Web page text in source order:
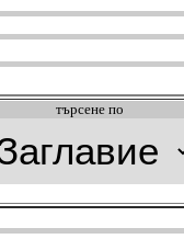
търсeне по